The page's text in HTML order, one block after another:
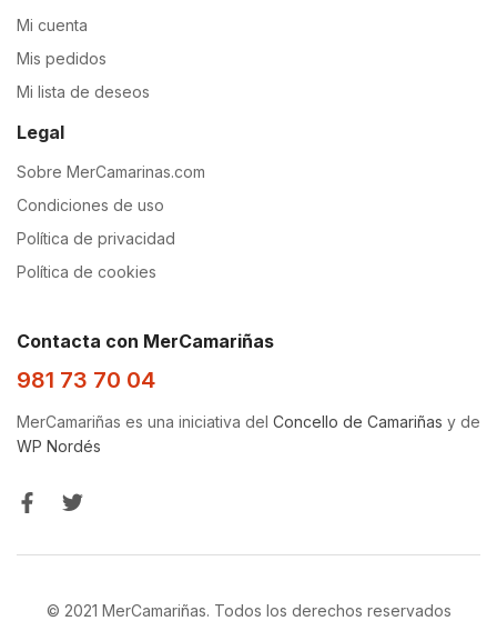
Mi cuenta
Mis pedidos
Mi lista de deseos
Legal
Sobre MerCamarinas.com
Condiciones de uso
Política de privacidad
Política de cookies
Contacta con MerCamariñas
981 73 70 04
MerCamariñas es una iniciativa del Concello de Camariñas y de
WP Nordés
© 2021 MerCamariñas. Todos los derechos reservados